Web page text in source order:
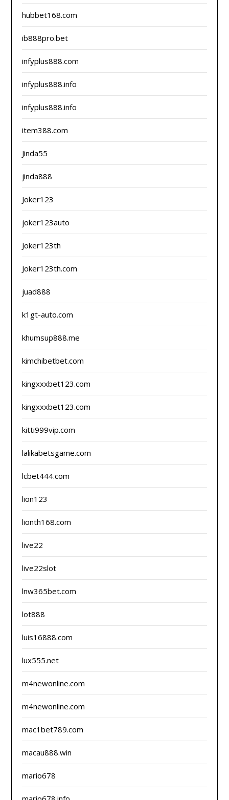
hubbet168.com
ib888pro.bet
infyplus888.com
infyplus888.info
infyplus888.info
item388.com
Jinda55
jinda888
Joker123
joker123auto
Joker123th
Joker123th.com
juad888
k1gt-auto.com
khumsup888.me
kimchibetbet.com
kingxxxbet123.com
kingxxxbet123.com
kitti999vip.com
lalikabetsgame.com
lcbet444.com
lion123
lionth168.com
live22
live22slot
lnw365bet.com
lot888
luis16888.com
lux555.net
m4newonline.com
m4newonline.com
mac1bet789.com
macau888.win
mario678